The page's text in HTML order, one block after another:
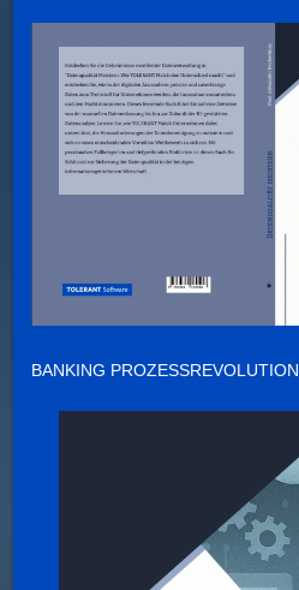
BANKING PROZESSREVOLUTION